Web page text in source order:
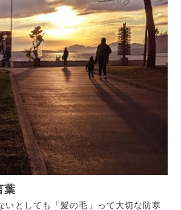
葉
いとしても「髪の毛」って大切な防寒